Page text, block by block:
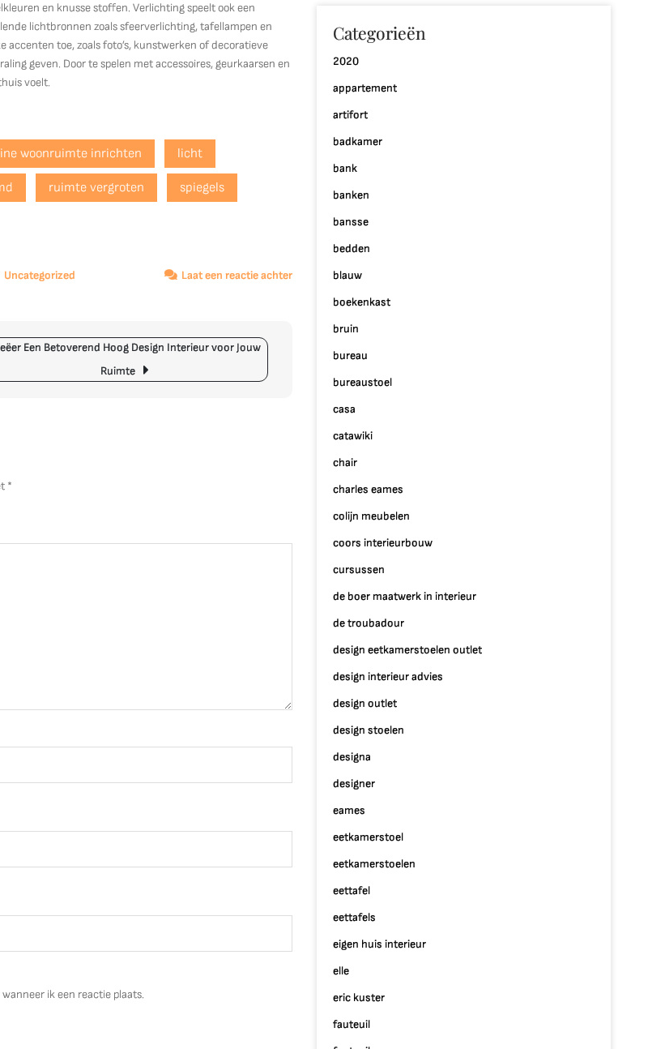
en knusse stoffen. Verlichting speelt ook een
lichtbronnen zoals sfeerverlichting, tafellampen en
accenten toe, zoals foto’s, kunstwerken of decoratieve
geven. Door te spelen met accessoires, geurkaarsen en
voelt.
woonruimte inrichten licht
ruimte vergroten spiegels
Uncategorized Laat een reactie achterop
Optimaal
Woonruimte
Een Betoverend Hoog Design Interieur voor Jouw
Ruimte
*
ik een reactie plaats.
Categorieën
2020
appartement
artifort
badkamer
bank
banken
bansse
bedden
blauw
boekenkast
bruin
bureau
bureaustoel
casa
catawiki
chair
charles eames
colijn meubelen
coors interieurbouw
cursussen
de boer maatwerk in interieur
de troubadour
design eetkamerstoelen outlet
design interieur advies
design outlet
design stoelen
designa
designer
eames
eetkamerstoel
eetkamerstoelen
eettafel
eettafels
eigen huis interieur
elle
eric kuster
fauteuil